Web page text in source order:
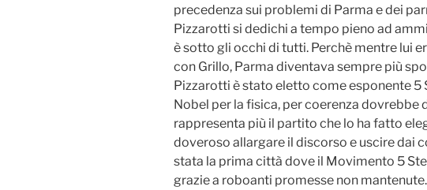
precedenza sui problemi di Parma e dei
Pizzarotti si dedichi a tempo pieno ad
è sotto gli occhi di tutti. Perchè mentre lui
con Grillo, Parma diventava sempre più
Pizzarotti è stato eletto come esponente 5
Nobel per la fisica, per coerenza dovrebbe
rappresenta più il partito che lo ha fatto
doveroso allargare il discorso e uscire dai
stata la prima città dove il Movimento 5
grazie a roboanti promesse non